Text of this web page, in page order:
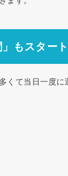
もスタート
くて当日一度